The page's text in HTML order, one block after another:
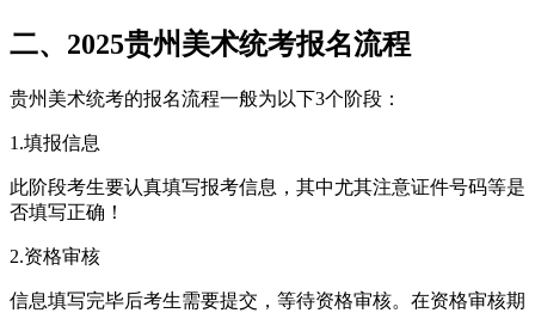
二、2025贵州美术统考报名流程
贵州美术统考的报名流程一般为以下3个阶段：
1.填报信息
此阶段考生要认真填写报考信息，其中尤其注意证件号码等是
否填写正确！
2.资格审核
信息填写完毕后考生需要提交，等待资格审核。在资格审核期